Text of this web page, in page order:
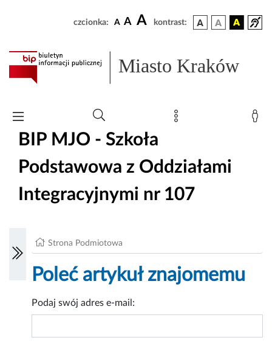
czcionka: A A A kontrast:
Miasto Kraków
BIP MJO - Szkoła
Podstawowa z Oddziałami
Integracyjnymi nr 107
Strona Podmiotowa
Poleć artykuł znajomemu
Podaj swój adres e-mail: